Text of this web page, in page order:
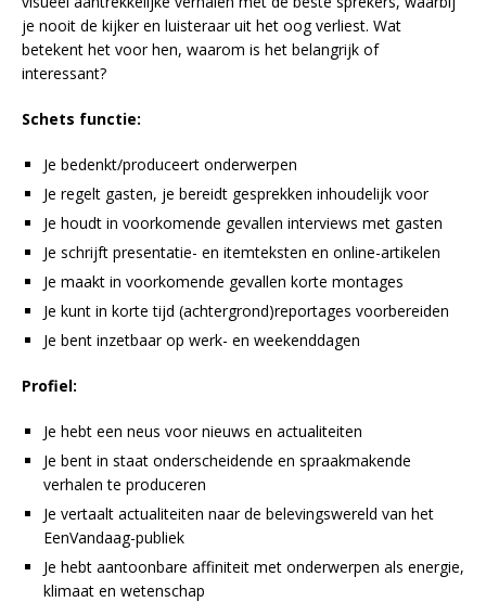
je nooit de kijker en luisteraar uit het oog verliest. Wat
betekent het voor hen, waarom is het belangrijk of
interessant?
Schets functie:
Je bedenkt/produceert onderwerpen
Je regelt gasten, je bereidt gesprekken inhoudelijk voor
Je houdt in voorkomende gevallen interviews met gasten
Je schrijft presentatie- en itemteksten en online-artikelen
Je maakt in voorkomende gevallen korte montages
Je kunt in korte tijd (achtergrond)reportages voorbereiden
Je bent inzetbaar op werk- en weekenddagen
Profiel:
Je hebt een neus voor nieuws en actualiteiten
Je bent in staat onderscheidende en spraakmakende
verhalen te produceren
Je vertaalt actualiteiten naar de belevingswereld van het
EenVandaag-publiek
Je hebt aantoonbare affiniteit met onderwerpen als energie,
klimaat en wetenschap